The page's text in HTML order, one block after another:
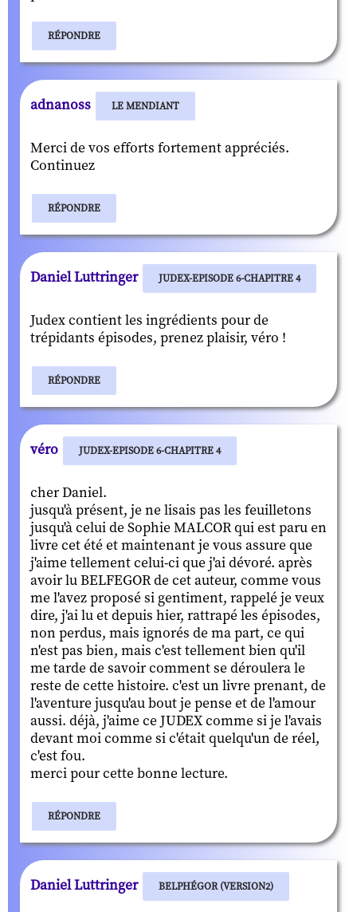
RÉPONDRE
adnanoss LE MENDIANT
Merci de vos efforts fortement appréciés.
Continuez
RÉPONDRE
Daniel Luttringer JUDEX-EPISODE 6-CHAPITRE 4
Judex contient les ingrédients pour de
trépidants épisodes, prenez plaisir, véro !
RÉPONDRE
véro JUDEX-EPISODE 6-CHAPITRE 4
cher Daniel.
jusqu'à présent, je ne lisais pas les feuilletons
jusqu'à celui de Sophie MALCOR qui est paru en
livre cet été et maintenant je vous assure que
j'aime tellement celui-ci que j'ai dévoré. après
avoir lu BELFEGOR de cet auteur, comme vous
me l'avez proposé si gentiment, rappelé je veux
dire, j'ai lu et depuis hier, rattrapé les épisodes,
non perdus, mais ignorés de ma part, ce qui
n'est pas bien, mais c'est tellement bien qu'il
me tarde de savoir comment se déroulera le
reste de cette histoire. c'est un livre prenant, de
l'aventure jusqu'au bout je pense et de l'amour
aussi. déjà, j'aime ce JUDEX comme si je l'avais
devant moi comme si c'était quelqu'un de réel,
c'est fou.
merci pour cette bonne lecture.
RÉPONDRE
Daniel Luttringer BELPHÉGOR (VERSION2)